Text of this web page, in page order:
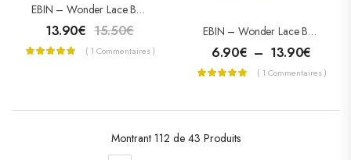
EBIN – Wonder Lace Bond Adhesive – Colle Pour Lace Wig Extreme Firm Hold – ACTIVE
13.90€ 15.50€
( 1 Commentaires )
EBIN – Wonder Lace Bond Wig Adhésive Spray – Sensitive
6.90€ – 13.90€
( 1 Commentaires )
Montrant 112 de 43 Produits